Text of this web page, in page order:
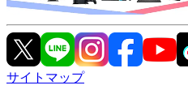
サイトマップ